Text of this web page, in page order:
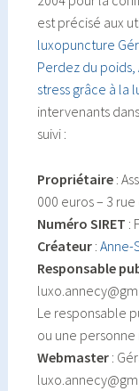
est précisé aux
luxopuncture
Perdez du
stress grâce à la
intervenants
suivi :
Propriétaire:
000 euros – 3
Numéro SIRET :
Créateur: Anne-
Responsable
Le responsable
ou une personne
Webmaster: